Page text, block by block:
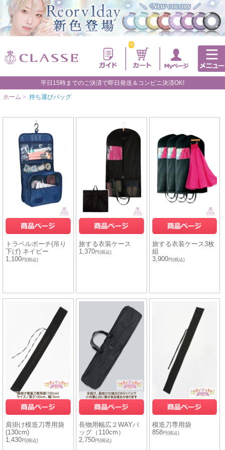
0
平日15時までのご決済で即日発送＆コンビニ決済OK!
ホーム > 持ち運びバッグ
トラベルポーチ(吊り
下げ) ネイビー
1,100円(税込)
旅する衣装ケース
1,370円(税込)
旅する衣装ケース3枚
組
3,900円(税込)
肩掛け模造刀専用袋
(130cm)
1,430円(税込)
長物用幅広２WAYバ
ッグ（110cm）
2,750円(税込)
模造刀専用袋
858円(税込)